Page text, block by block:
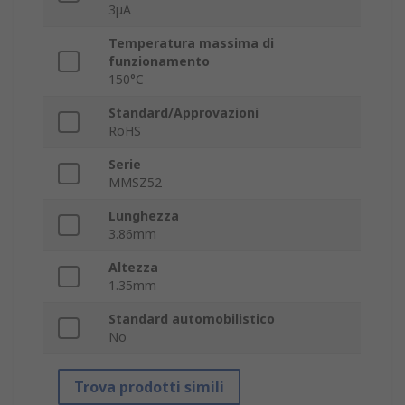
3μA
Temperatura massima di
funzionamento
150°C
Standard/Approvazioni
RoHS
Serie
MMSZ52
Lunghezza
3.86mm
Altezza
1.35mm
Standard automobilistico
No
Trova prodotti simili